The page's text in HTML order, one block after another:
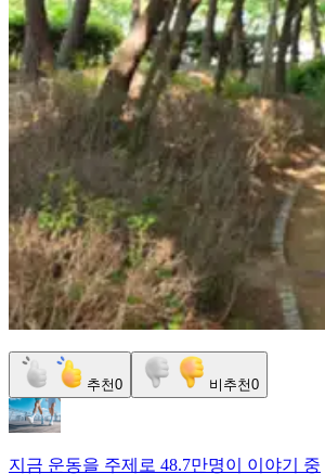
추천0 비추천0
지금 운동을 주제로 48.7만명이 이야기 중